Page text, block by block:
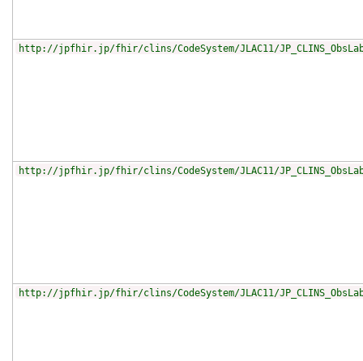
http://jpfhir.jp/fhir/clins/CodeSystem/JLAC11/
http://jpfhir.jp/fhir/clins/CodeSystem/JLAC11/
http://jpfhir.jp/fhir/clins/CodeSystem/JLAC11/